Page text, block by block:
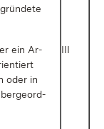
ein Ar­
oder in
III